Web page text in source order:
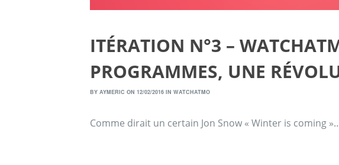
ITÉRATION N°3 –
PROGRAMMES, UNE
BY AYMERIC ON 12/02/2016 IN WATCHATMO
Comme dirait un certain Jon Snow « Winter is coming